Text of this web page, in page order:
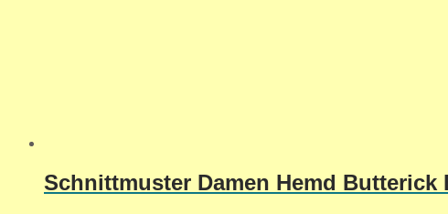
Schnittmuster Damen Hemd Butterick